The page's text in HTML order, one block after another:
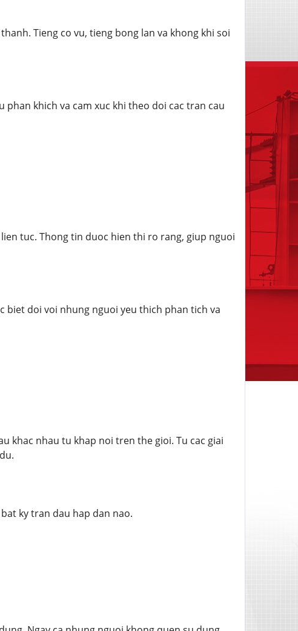
Tieng co vu, tieng bong lan va khong khi soi
khich va cam xuc khi theo doi cac tran cau
tuc. Thong tin duoc hien thi ro rang, giup nguoi
biet doi voi nhung nguoi yeu thich phan tich va
khac nhau tu khap noi tren the gioi. Tu cac giai
ky tran dau hap dan nao.